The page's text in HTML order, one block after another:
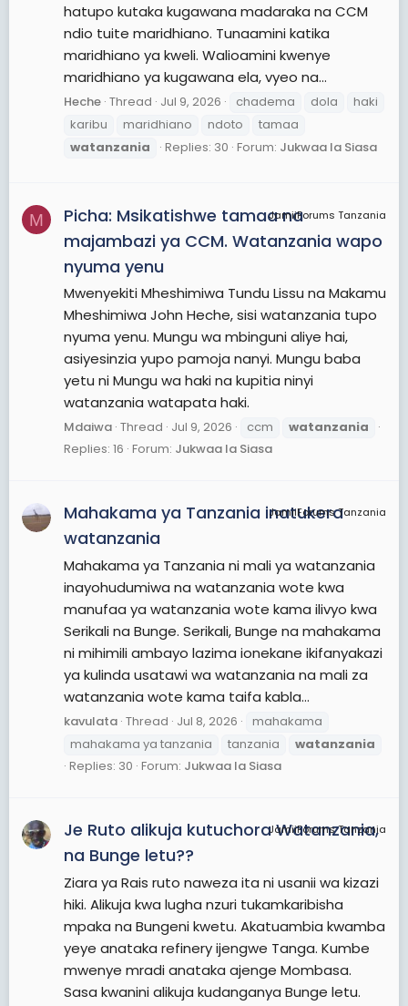
hatupo kutaka kugawana madaraka na CCM
ndio tuite maridhiano. Tunaamini katika
maridhiano ya kweli. Walioamini kwenye
maridhiano ya kugawana ela, vyeo na...
Heche Thread Jul 9, 2026 chadema dola
haki
karibu
maridhiano ndoto
tamaa
watanzania
Replies: 30 Forum: Jukwaa la Siasa
M JamiiForums Tanzania
Picha: Msikatishwe tamaa na
majambazi ya CCM. Watanzania wapo
nyuma yenu
Mwenyekiti Mheshimiwa Tundu Lissu na Makamu
Mheshimiwa John Heche, sisi watanzania tupo
nyuma yenu. Mungu wa mbinguni aliye hai,
asiyesinzia yupo pamoja nanyi. Mungu baba
yetu ni Mungu wa haki na kupitia ninyi
watanzania watapata haki.
Mdaiwa Thread Jul 9, 2026 ccm
watanzania
Replies: 16 Forum: Jukwaa la Siasa
JamiiForums Tanzania
Mahakama ya Tanzania inatukera
watanzania
Mahakama ya Tanzania ni mali ya watanzania
inayohudumiwa na watanzania wote kwa
manufaa ya watanzania wote kama ilivyo kwa
Serikali na Bunge. Serikali, Bunge na mahakama
ni mihimili ambayo lazima ionekane ikifanyakazi
ya kulinda usatawi wa watanzania na mali za
watanzania wote kama taifa kabla...
kavulata Thread Jul 8, 2026
mahakama
mahakama ya tanzania
tanzania
watanzania
Replies: 30 Forum: Jukwaa la Siasa
JamiiForums Tanzania
Je Ruto alikuja kutuchora Watanzania,
na Bunge letu??
Ziara ya Rais ruto naweza ita ni usanii wa kizazi
hiki. Alikuja kwa lugha nzuri tukamkaribisha
mpaka na Bungeni kwetu. Akatuambia kwamba
yeye anataka refinery ijengwe Tanga. Kumbe
mwenye mradi anataka ajenge Mombasa.
Sasa kwanini alikuja kudanganya Bunge letu.